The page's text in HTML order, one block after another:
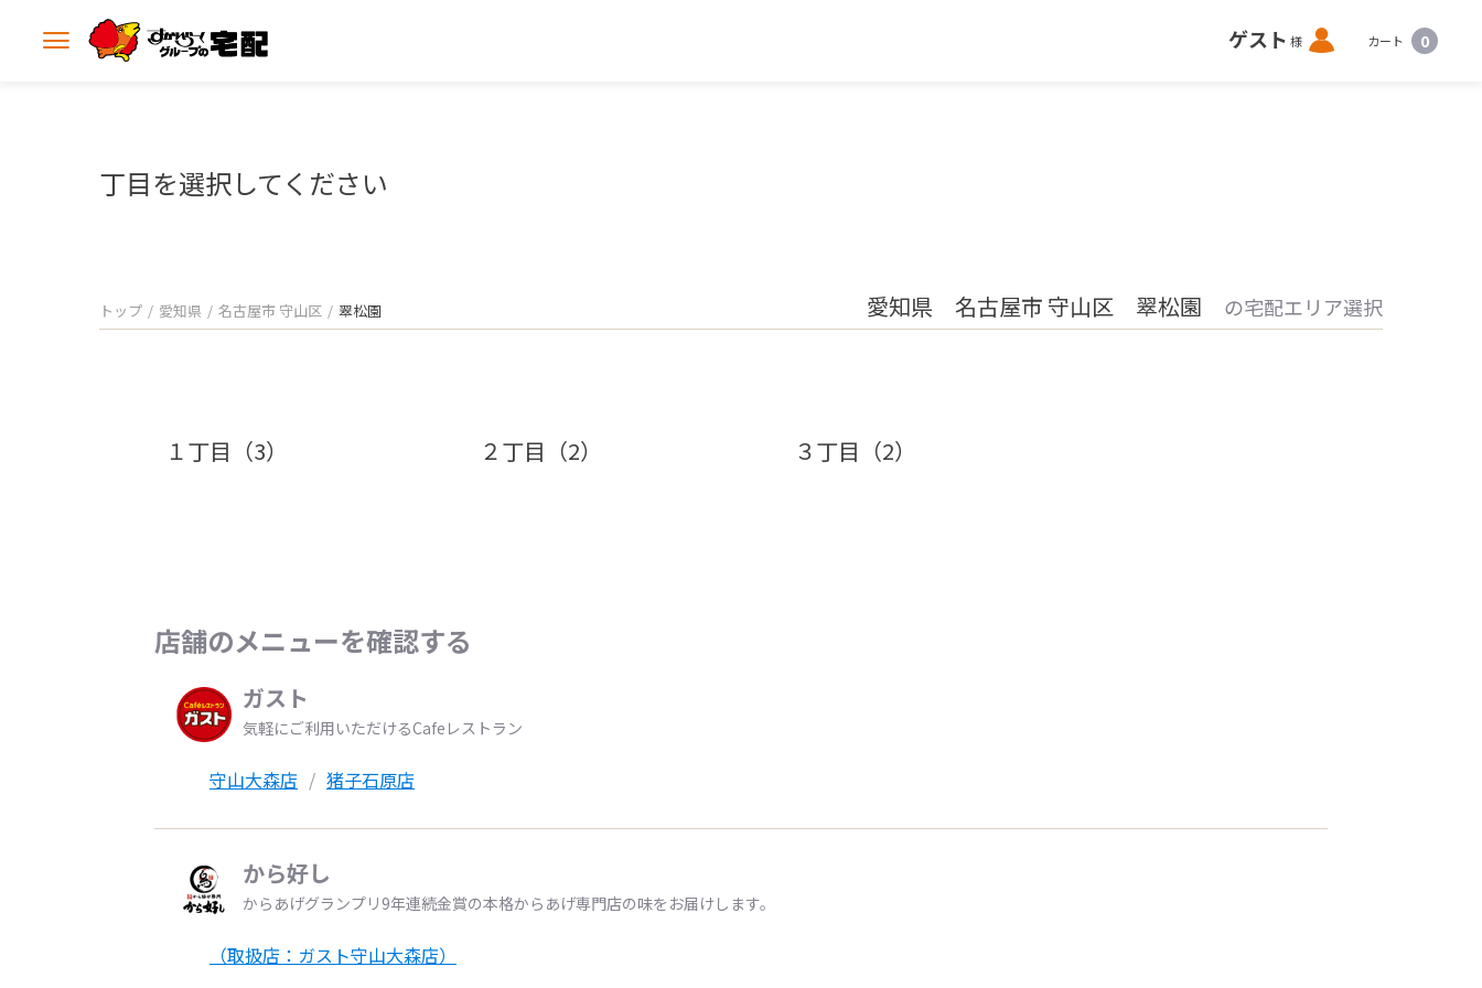
メ
ゲスト 様 ロ
グ
カート 0
丁目を選択してください
トップ 愛知県 名古屋市 守山区 翠松園 愛知県 名古屋市 守山区 翠松園 の宅配エリア選択
１丁目（3） ２丁目（2） ３丁目（2）
店舗のメニューを確認する
ガスト
気軽にご利用いただけるCafeレストラン
守山大森店 猪子石原店
から好し
からあげグランプリ9年連続金賞の本格からあげ専門店の味をお届けします。
（取扱店：ガスト守山大森店）